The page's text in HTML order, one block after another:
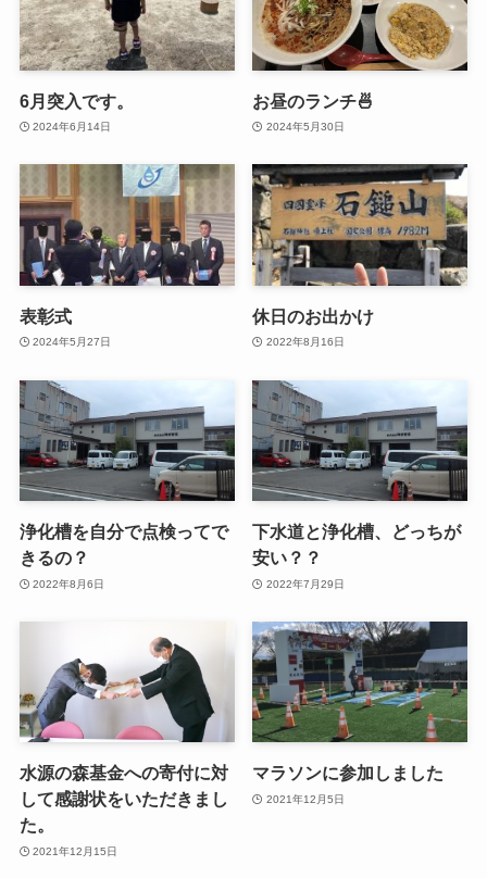
6月突入です。
2024年6月14日
お昼のランチ🍜
2024年5月30日
表彰式
2024年5月27日
休日のお出かけ
2022年8月16日
浄化槽を自分で点検ってで
きるの？
2022年8月6日
下水道と浄化槽、どっちが
安い？？
2022年7月29日
水源の森基金への寄付に対
して感謝状をいただきまし
た。
2021年12月15日
マラソンに参加しました
2021年12月5日